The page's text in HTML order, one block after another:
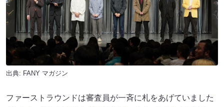
出典: FANY マガジン
ファーストラウンドは審査員が一斉に札をあげていました